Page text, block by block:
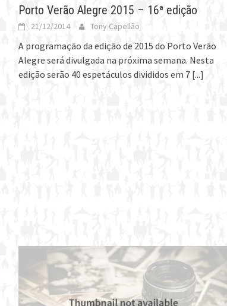
Porto Verão Alegre 2015 – 16ª edição
21/12/2014 Tony Capellão
A programação da edição de 2015 do Porto Verão
Alegre será divulgada na próxima semana. Nesta
edição serão 40 espetáculos divididos em 7 [...]